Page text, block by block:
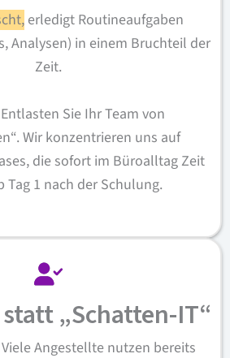
erledigt Routineaufgaben
Analysen) in einem Bruchteil der
Zeit.
Entlasten Sie Ihr Team von
Wir konzentrieren uns auf
die sofort im Büroalltag Zeit
Tag 1 nach der Schulung.
„Schatten-IT“
Viele Angestellte nutzen bereits